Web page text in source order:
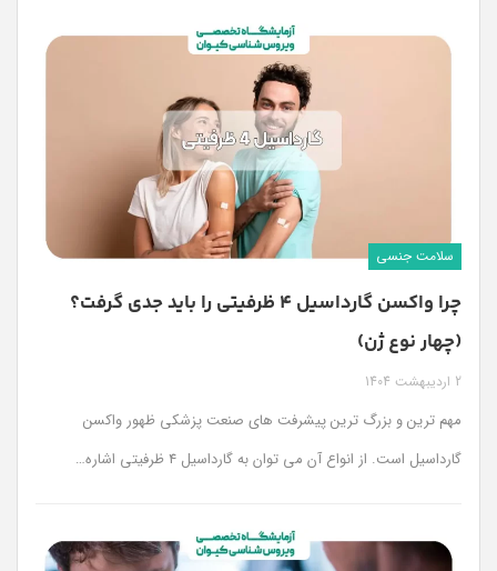
سلامت جنسی
چرا واکسن گارداسیل ۴ ظرفیتی را باید جدی گرفت؟
(چهار نوع ژن)
2 اردیبهشت 1404
مهم ترین و بزرگ ترین پیشرفت های صنعت پزشکی ظهور واکسن
گارداسیل است. از انواع آن می توان به گارداسیل 4 ظرفیتی اشاره…